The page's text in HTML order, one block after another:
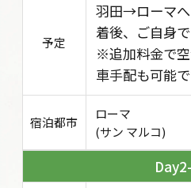
予定
羽田→ローマへ
着後、ご自身
※追加料金で
車手配も可能
宿泊都市
ローマ
(サン マルコ)